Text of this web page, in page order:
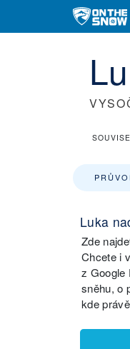
Luka
Zde
Chcete i
z Google
sněhu, o
kde